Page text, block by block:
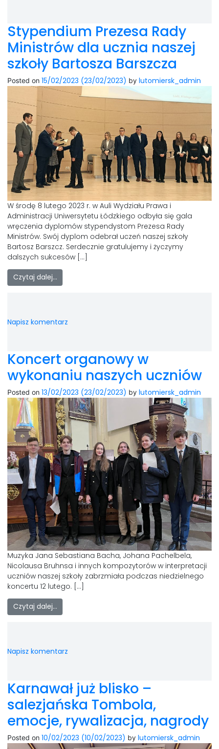
Stypendium Prezesa Rady
Ministrów dla ucznia naszej
szkoły Bartosza Barszcza
Posted on 15/02/2023 (23/02/2023) by lutomiersk_admin
W środę 8 lutego 2023 r. w Auli Wydziału Prawa i
Administracji Uniwersytetu Łódzkiego odbyła się gala
wręczenia dyplomów stypendystom Prezesa Rady
Ministrów. Swój dyplom odebrał uczeń naszej szkoły
Bartosz Barszcz. Serdecznie gratulujemy i życzymy
dalszych sukcesów […]
Czytaj dalej…
Napisz komentarz
Koncert organowy w
wykonaniu naszych uczniów
Posted on 13/02/2023 (23/02/2023) by lutomiersk_admin
Muzyka Jana Sebastiana Bacha, Johana Pachelbela,
Nicolausa Bruhnsa i innych kompozytorów w interpretacji
uczniów naszej szkoły zabrzmiała podczas niedzielnego
koncertu 12 lutego. […]
Czytaj dalej…
Napisz komentarz
Karnawał już blisko –
salezjańska Tombola,
emocje, rywalizacja, nagrody
Posted on 10/02/2023 (10/02/2023) by lutomiersk_admin